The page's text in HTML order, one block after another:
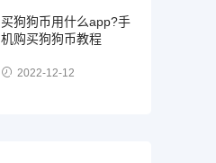
买狗狗币用什么app?手
机购买狗狗币教程
2022-12-12